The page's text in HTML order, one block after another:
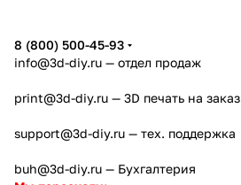
8 (800) 500-45-93
info@3d-diy.ru — отдел продаж
print@3d-diy.ru — 3D печать на заказ
support@3d-diy.ru — тех. поддержка
buh@3d-diy.ru — Бухгалтерия